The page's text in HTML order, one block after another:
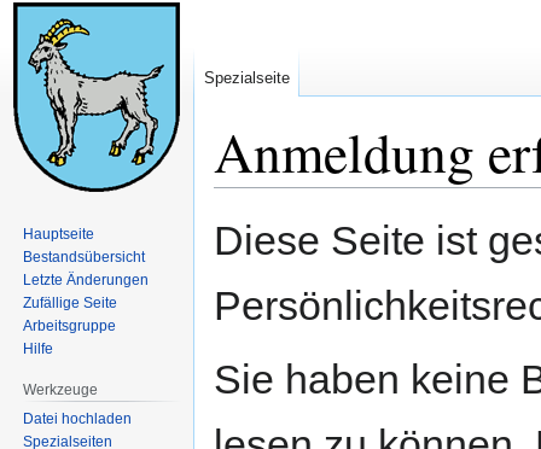
Anmeldung
Navigation
Suche
Diese Seite ist
Sie haben keine
Spezialseite
Hauptseite
Bestandsübersicht
Letzte Änderungen
Zufällige Seite
Arbeitsgruppe
Hilfe
Werkzeuge
Datei hochladen
Spezialseiten